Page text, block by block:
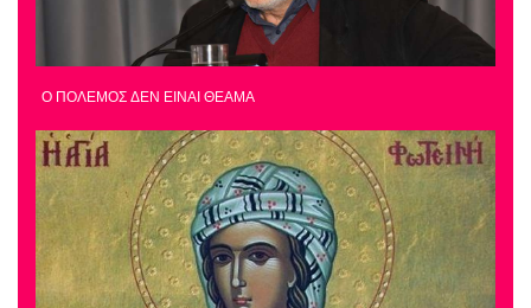
Ο ΠΟΛΕΜΟΣ ΔΕΝ ΕΙΝΑΙ ΘΕΑΜΑ